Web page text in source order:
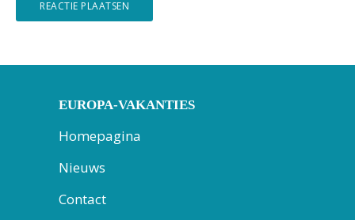
EUROPA-VAKANTIES
Homepagina
Nieuws
Contact